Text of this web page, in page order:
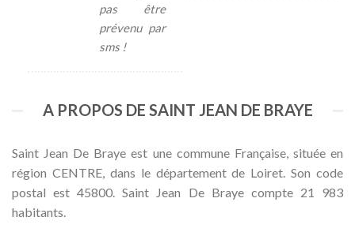
pas être
prévenu par
sms !
A PROPOS DE SAINT JEAN DE BRAYE
Saint Jean De Braye est une commune Française, située en
région CENTRE, dans le département de Loiret. Son code
postal est 45800. Saint Jean De Braye compte 21 983
habitants.